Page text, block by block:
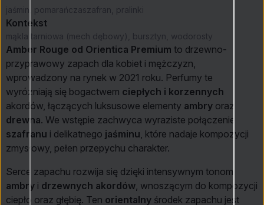
jaśmin, pomarańczaszafran, pralinki
Kontekst
mąkla tarniowa (mech dębowy), bursztyn, wodorosty
Amber Rouge od Orientica Premium to drzewno-
przyprawowy zapach dla kobiet i mężczyzn,
wprowadzony na rynek w 2021 roku. Perfumy te
wyróżniają się bogactwem ciepłych i korzennych
akordów, łączących luksusowe elementy ambry oraz
drewna. We wstępie zachwyca wyraziste połączenie
szafranu i delikatnego jaśminu, które nadaje kompozycji
zmysłowy, pełen przepychu charakter.
Serce zapachu rozwija się dzięki intensywnym tonom
ambry i drzewnych akordów, wnoszącym do kompozycji
ciepło oraz głębię. Ten orientalny środek zapachu jest